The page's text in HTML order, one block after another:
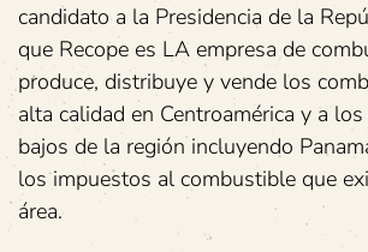
candidato a la Presidencia de la
que Recope es LA empresa de
produce, distribuye y vende los
alta calidad en Centroamérica y a
bajos de la región incluyendo
los impuestos al combustible que
área.